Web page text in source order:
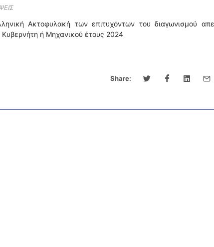
Ακτοφυλακή των επιτυχόντων του διαγωνισμού
ή Μηχανικού έτους 2024
Share: